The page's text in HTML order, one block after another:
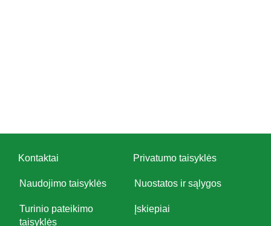
Kontaktai Privatumo taisyklės
Naudojimo taisyklės Nuostatos ir sąlygos
Turinio pateikimo
taisyklės
Įskiepiai